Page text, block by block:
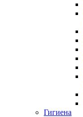
Гигиена